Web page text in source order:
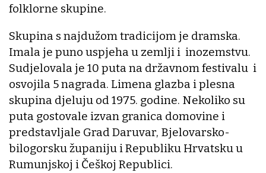
folklorne skupine.
Skupina s najdužom tradicijom je dramska.
Imala je puno uspjeha u zemlji i inozemstvu.
Sudjelovala je 10 puta na državnom festivalu i
osvojila 5 nagrada. Limena glazba i plesna
skupina djeluju od 1975. godine. Nekoliko su
puta gostovale izvan granica domovine i
predstavljale Grad Daruvar, Bjelovarsko-
bilogorsku županiju i Republiku Hrvatsku u
Rumunjskoj i Češkoj Republici.